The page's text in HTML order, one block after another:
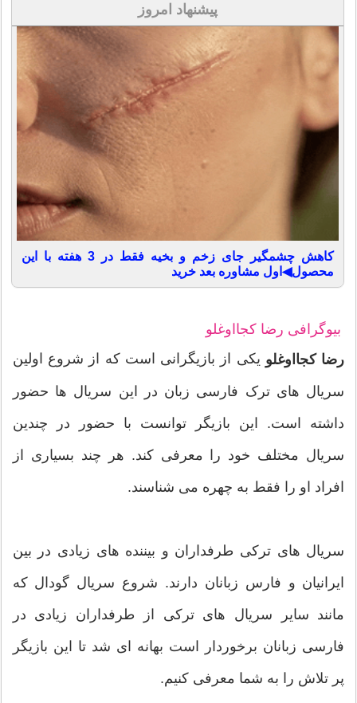
پیشنهاد امروز
کاهش چشمگیر جای زخم و بخیه فقط در 3 هفته با این
محصول◀اول مشاوره بعد خرید
بیوگرافی رضا کجااوغلو
رضا کجااوغلو یکی از بازیگرانی است که از شروع اولین
سریال های ترک فارسی زبان در این سریال ها حضور
داشته است. این بازیگر توانست با حضور در چندین
سریال مختلف خود را معرفی کند. هر چند بسیاری از
افراد او را فقط به چهره می شناسند.
سریال های ترکی طرفداران و بیننده های زیادی در بین
ایرانیان و فارس زبانان دارند. شروع سریال گودال که
مانند سایر سریال های ترکی از طرفداران زیادی در
فارسی زبانان برخوردار است بهانه ای شد تا این بازیگر
پر تلاش را به شما معرفی کنیم.